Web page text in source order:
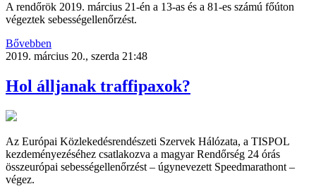
A rendőrök 2019. március 21-én a 13-as és a 81-es számú főúton
végeztek sebességellenőrzést.
Bővebben
2019. március 20., szerda 21:48
Hol álljanak traffipaxok?
Az Európai Közlekedésrendészeti Szervek Hálózata, a TISPOL
kezdeményezéséhez csatlakozva a magyar Rendőrség 24 órás
összeurópai sebességellenőrzést – úgynevezett Speedmarathont –
végez.